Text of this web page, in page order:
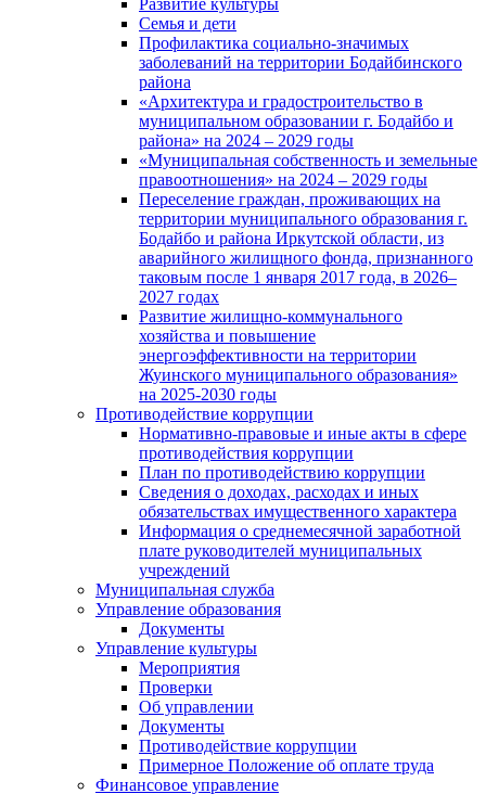
Развитие культуры
Семья и дети
Профилактика социально-значимых
заболеваний на территории Бодайбинского
района
«Архитектура и градостроительство в
муниципальном образовании г. Бодайбо и
района» на 2024 – 2029 годы
«Муниципальная собственность и земельные
правоотношения» на 2024 – 2029 годы
Переселение граждан, проживающих на
территории муниципального образования г.
Бодайбо и района Иркутской области, из
аварийного жилищного фонда, признанного
таковым после 1 января 2017 года, в 2026–
2027 годах
Развитие жилищно-коммунального
хозяйства и повышение
энергоэффективности на территории
Жуинского муниципального образования»
на 2025-2030 годы
Противодействие коррупции
Нормативно-правовые и иные акты в сфере
противодействия коррупции
План по противодействию коррупции
Сведения о доходах, расходах и иных
обязательствах имущественного характера
Информация о среднемесячной заработной
плате руководителей муниципальных
учреждений
Муниципальная служба
Управление образования
Документы
Управление культуры
Мероприятия
Проверки
Об управлении
Документы
Противодействие коррупции
Примерное Положение об оплате труда
Финансовое управление